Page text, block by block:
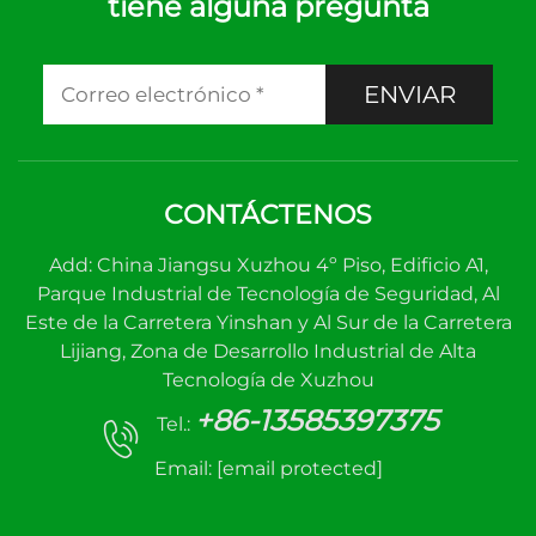
ENVIAR
CONTÁCTENOS
Add: China Jiangsu Xuzhou 4º Piso, Edificio A1,
Parque Industrial de Tecnología de Seguridad, Al
Este de la Carretera Yinshan y Al Sur de la Carretera
Lijiang, Zona de Desarrollo Industrial de Alta
Tecnología de Xuzhou
Tel.: +86-13585397375
Email: [email protected]